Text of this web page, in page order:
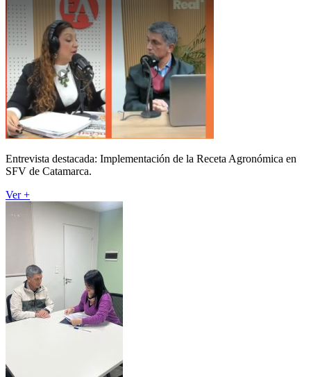
Entrevista destacada: Implementación de la Receta Agronómica en
SFV de Catamarca.
Ver +